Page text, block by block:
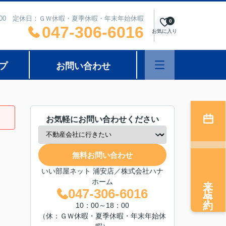
定休日：ＧＷ休暇・夏季休暇・年末年始休暇
047-306-6016 お気に入り
0
お問い合わせ
お気軽にお問い合わせください
無料お問い合わせ
いい部屋ネット 浦安店／株式会社ハナ
ホーム
047-306-6016
10：00～18：00
（休：ＧＷ休暇・夏季休暇・年末年始休
来店予約